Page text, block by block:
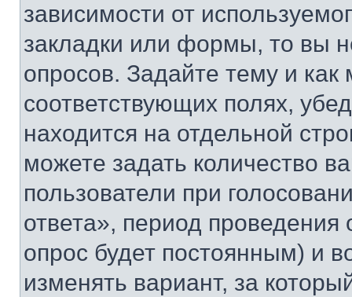
зависимости от
закладки или формы, то вы
опросов. Задайте тему и
соответствующих полях,
находится на отдельной
можете задать количество
пользователи при
ответа», период проведения
опрос будет постоянным) и
изменять вариант, за